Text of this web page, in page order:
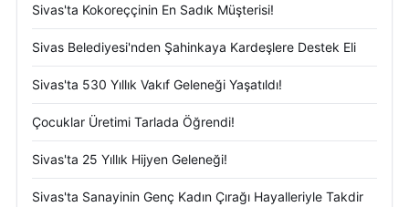
Sivas'ta Kokoreççinin En Sadık Müşterisi!
Sivas Belediyesi'nden Şahinkaya Kardeşlere Destek Eli
Sivas'ta 530 Yıllık Vakıf Geleneği Yaşatıldı!
Çocuklar Üretimi Tarlada Öğrendi!
Sivas'ta 25 Yıllık Hijyen Geleneği!
Sivas'ta Sanayinin Genç Kadın Çırağı Hayalleriyle Takdir